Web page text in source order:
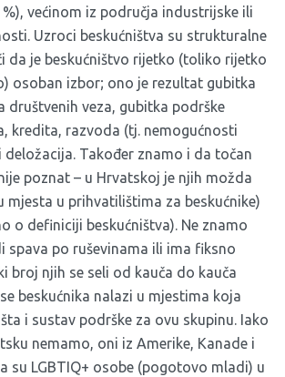
većinom iz područja industrijske ili
Uzroci beskućništva su strukturalne
da je beskućništvo rijetko (toliko rijetko
osoban izbor; ono je rezultat gubitka
društvenih veza, gubitka podrške
kredita, razvoda (tj. nemogućnosti
Također znamo i da točan
poznat – u Hrvatskoj je njih možda
mjesta u prihvatilištima za beskućnike)
o definiciji beskućništva). Ne znamo
spava po ruševinama ili ima fiksno
broj njih se seli od kauča do kauča
beskućnika nalazi u mjestima koja
i sustav podrške za ovu skupinu. Iako
nemamo, oni iz Amerike, Kanade i
su LGBTIQ+ osobe (pogotovo mladi) u